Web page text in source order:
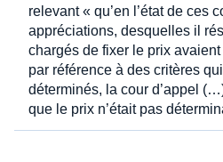
relevant « qu’en l’état de ces
appréciations, desquelles il
chargés de fixer le prix
par référence à des critères
déterminés, la cour d’appel
que le prix n’était pas